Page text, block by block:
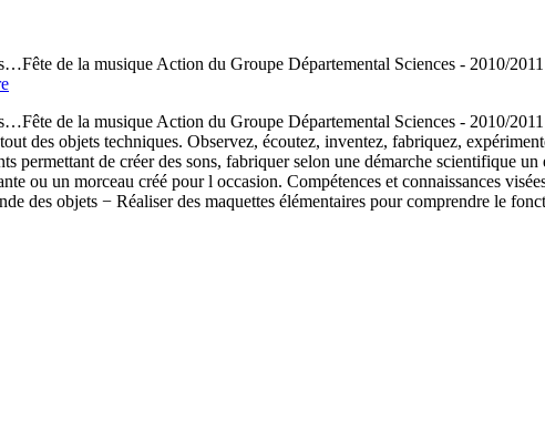
de la musique Action du Groupe Départemental Sciences - 2010/
de la musique Action du Groupe Départemental Sciences - 2010/
des objets techniques. Observez, écoutez, inventez, fabriquez,
permettant de créer des sons, fabriquer selon une démarche scientifique
ou un morceau créé pour l occasion. Compétences et connaissances
des objets − Réaliser des maquettes élémentaires pour comprendre le